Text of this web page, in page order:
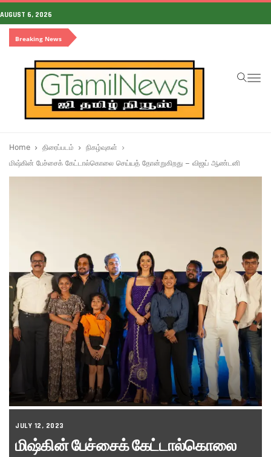
AUGUST 6, 2026
Breaking News
Home திரைப்படம்
நிகழ்வுகள்
மிஷ்கின் பேச்சைக் கேட்டால்கொலை செய்யத் தோன்றுகிறது – விஜய் ஆண்டனி
JULY 12, 2023
மிஷ்கின் பேச்சைக் கேட்டால்கொலை